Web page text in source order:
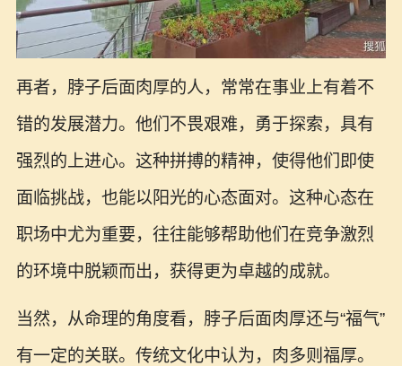
再者，脖子后面肉厚的人，常常在事业上有着不
错的发展潜力。他们不畏艰难，勇于探索，具有
强烈的上进心。这种拼搏的精神，使得他们即使
面临挑战，也能以阳光的心态面对。这种心态在
职场中尤为重要，往往能够帮助他们在竞争激烈
的环境中脱颖而出，获得更为卓越的成就。
当然，从命理的角度看，脖子后面肉厚还与“福气”
有一定的关联。传统文化中认为，肉多则福厚。